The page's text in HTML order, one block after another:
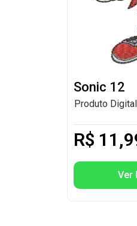
Sonic 12
Produto
R$
Ver